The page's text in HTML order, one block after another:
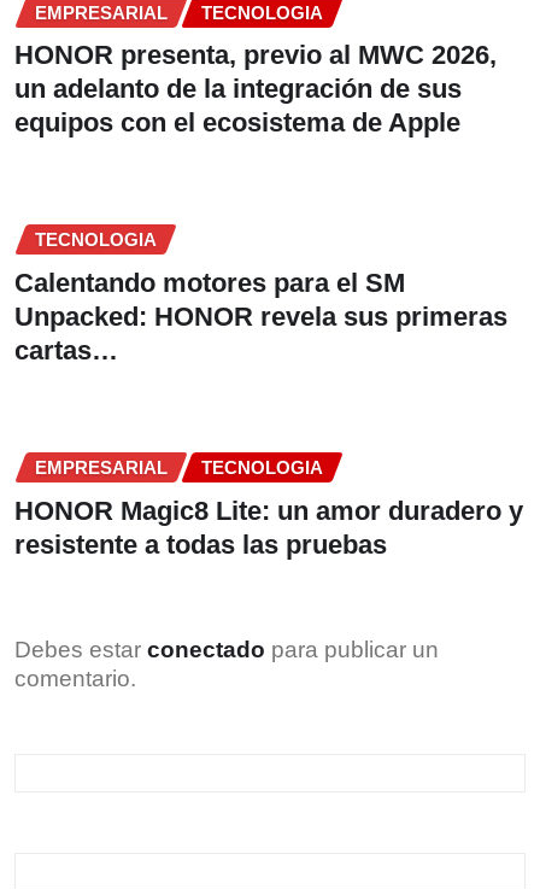
EMPRESARIAL TECNOLOGIA
HONOR presenta, previo al MWC 2026,
un adelanto de la integración de sus
equipos con el ecosistema de Apple
TECNOLOGIA
Calentando motores para el SM
Unpacked: HONOR revela sus primeras
cartas…
EMPRESARIAL TECNOLOGIA
HONOR Magic8 Lite: un amor duradero y
resistente a todas las pruebas
Debes estar conectado para publicar un
comentario.